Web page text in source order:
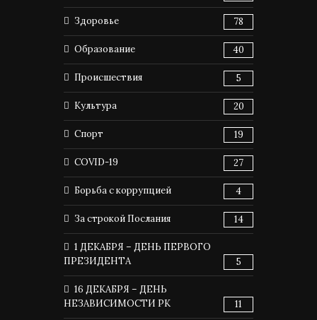
Здоровье 78
Образование 40
Происшествия 5
Культура 20
Спорт 19
COVID-19 27
Борьба с коррупцией 4
За строкой Послания 14
1 ДЕКАБРЯ – ДЕНЬ ПЕРВОГО
ПРЕЗИДЕНТА
5
16 ДЕКАБРЯ – ДЕНЬ
НЕЗАВИСИМОСТИ РК
11